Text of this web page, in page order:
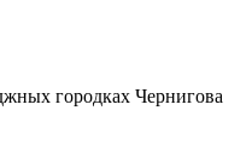
городках Чернигова